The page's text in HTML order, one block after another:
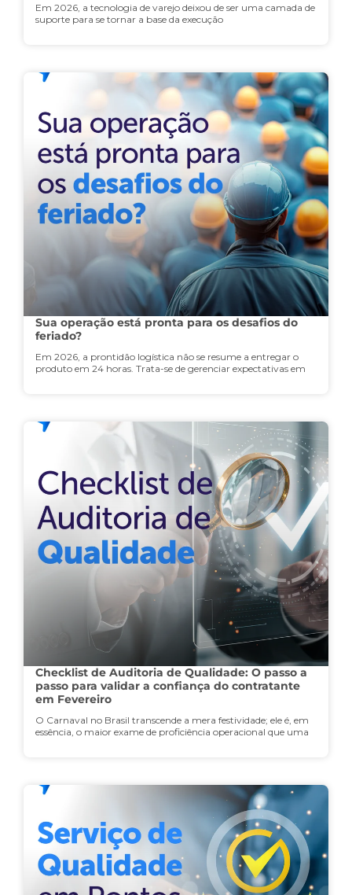
Em 2026, a tecnologia de varejo deixou de ser uma camada de
suporte para se tornar a base da execução
Sua operação está pronta para os desafios do
feriado?
Em 2026, a prontidão logística não se resume a entregar o
produto em 24 horas. Trata-se de gerenciar expectativas em
Checklist de Auditoria de Qualidade: O passo a
passo para validar a confiança do contratante
em Fevereiro
O Carnaval no Brasil transcende a mera festividade; ele é, em
essência, o maior exame de proficiência operacional que uma